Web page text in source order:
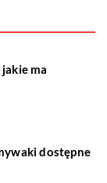
ma
dostępne